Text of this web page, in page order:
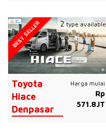
Toyota
Hiace
Denpasar
Harga mulai
Rp
571.8JT
BEST SELLER 2type available